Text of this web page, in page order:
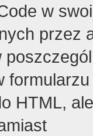
w
przez
HTML,